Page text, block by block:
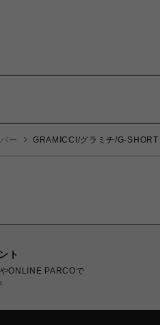
ー GRAMICCI/グラミチ/G-
ト
ONLINE PARCOで